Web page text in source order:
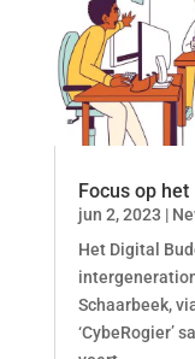
Focus op
jun 2, 2023 |
Het Digital
Schaarbeek,
‘CybeRogier’